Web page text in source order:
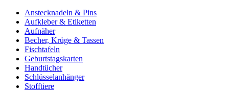
Anstecknadeln & Pins
Aufkleber & Etiketten
Aufnäher
Becher, Krüge & Tassen
Fischtafeln
Geburtstagskarten
Handtücher
Schlüsselanhänger
Stofftiere